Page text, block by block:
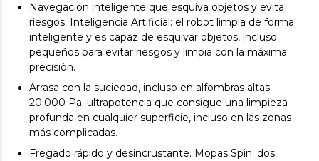
Navegación inteligente que esquiva objetos y evita
riesgos. Inteligencia Artificial: el robot limpia de forma
inteligente y es capaz de esquivar objetos, incluso
pequeños para evitar riesgos y limpia con la máxima
precisión.
Arrasa con la suciedad, incluso en alfombras altas.
20.000 Pa: ultrapotencia que consigue una limpieza
profunda en cualquier superficie, incluso en las zonas
más complicadas.
Fregado rápido y desincrustante. Mopas Spin: dos